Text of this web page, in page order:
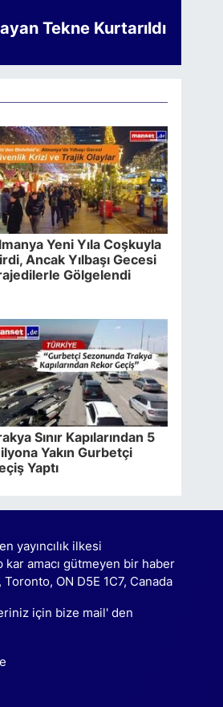
Tekne Kurtarıldı
Yeni Yıla Coşkuyla
Ancak Yılbaşı Gecesi
Gölgelendi
Sınır Kapılarından 5
Yakın Gurbetçi
Yaptı
yayıncılık ilkesi
amacı gütmeyen bir haber
ON D5E 1C7, Canada
için bize mail' den